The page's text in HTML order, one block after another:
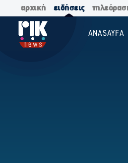
αρχική ειδήσεις
ANASAYFA